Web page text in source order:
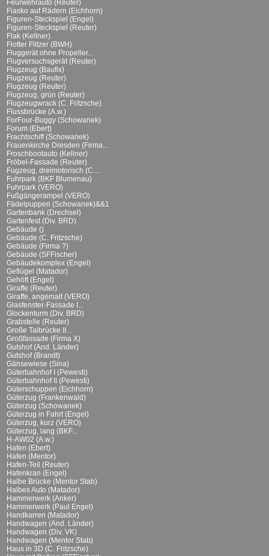
Feürwehrauto (Reuter)
Fiasko auf Rädern (Eichhorn)
Figuren-Steckspiel (Engel)
Figuren-Steckspiel (Reuter)
Flak (Kellner)
Flotter Flitzer (BWH)
Fluggerät ohne Propeller...
Flugversuchsgerät (Reuter)
Flugzeug (Baufix)
Flugzeug (Reuter)
Flugzeug (Reuter)
Flugzeug, grün (Reuter)
Flugzeugwrack (C. Fritzsche)
Flussbrücke (A.w.)
ForFour-Buggy (Schowanek)
Forum (Ebert)
Frachtschiff (Schowanek)
Frauenkirche Dresden (Firma...
Froschbootauto (Kellner)
Fröbel-Fassade (Reuter)
Fugzeug, dreimotorisch (C....
Fuhrpark (BKF Blumenau)
Fuhrpark (VERO)
Fußgängerampel (VERO)
Fädelpuppen (Schowanek)&&1
Gartenbank (Drechsel)
Gartenfest (Div. BRD)
Gebäude ()
Gebäude (C. Fritzsche)
Gebäude (Firma ?)
Gebäude (SFFischer)
Gebäudekomplex (Engel)
Geflügel (Matador)
Gehöft (Engel)
Giraffe (Reuter)
Giraffe, angemalt (VERO)
Glasfenster-Fassade I...
Glockenturm (Div. BRD)
Grabstelle (Reuter)
Große Talbrücke II...
Großfassade (Firma X)
Gutshof (And. Länder)
Gutshof (Brandt)
Gänsewiese (Sina)
Güterbahnhof I (Pewesti)
Güterbahnhof II (Pewesti)
Güterschuppen (Eichhorn)
Güterzug (Frankenwald)
Güterzug (Schowanek)
Güterzug in Fahrt (Engel)
Güterzug, kurz (VERO)
Güterzug, lang (BKF...
H-AW02 (A.w.)
Hafen (Ebert)
Hafen (Mentor)
Hafen-Teil (Reuter)
Hafenkran (Engel)
Halbe Brücke (Mentor Stab)
Halbes Auto (Matador)
Hammerwerk (Anker)
Hammerwerk (Paul Engel)
Handkarren (Matador)
Handwagen (And. Länder)
Handwagen (Div. VK)
Handwagen (Mentor Stab)
Haus in 3D (C. Fritzsche)